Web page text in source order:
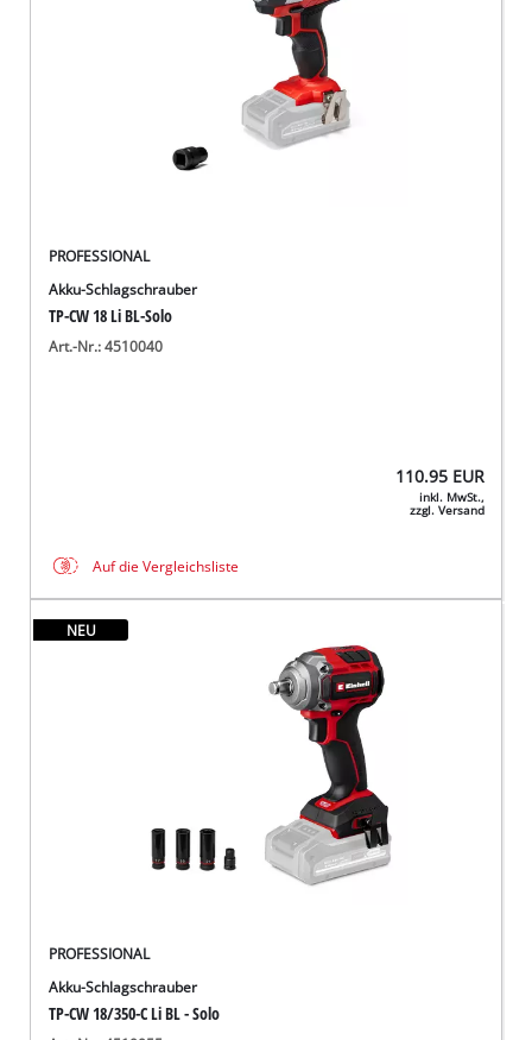
PROFESSIONAL
Akku-Schlagschrauber
TP-CW 18 Li BL-Solo
Art.-Nr.: 4510040
110.95 EUR
inkl. MwSt.,
zzgl. Versand
Auf die Vergleichsliste
NEU
PROFESSIONAL
Akku-Schlagschrauber
TP-CW 18/350-C Li BL - Solo